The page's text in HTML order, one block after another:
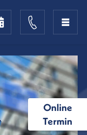
Online
Termin